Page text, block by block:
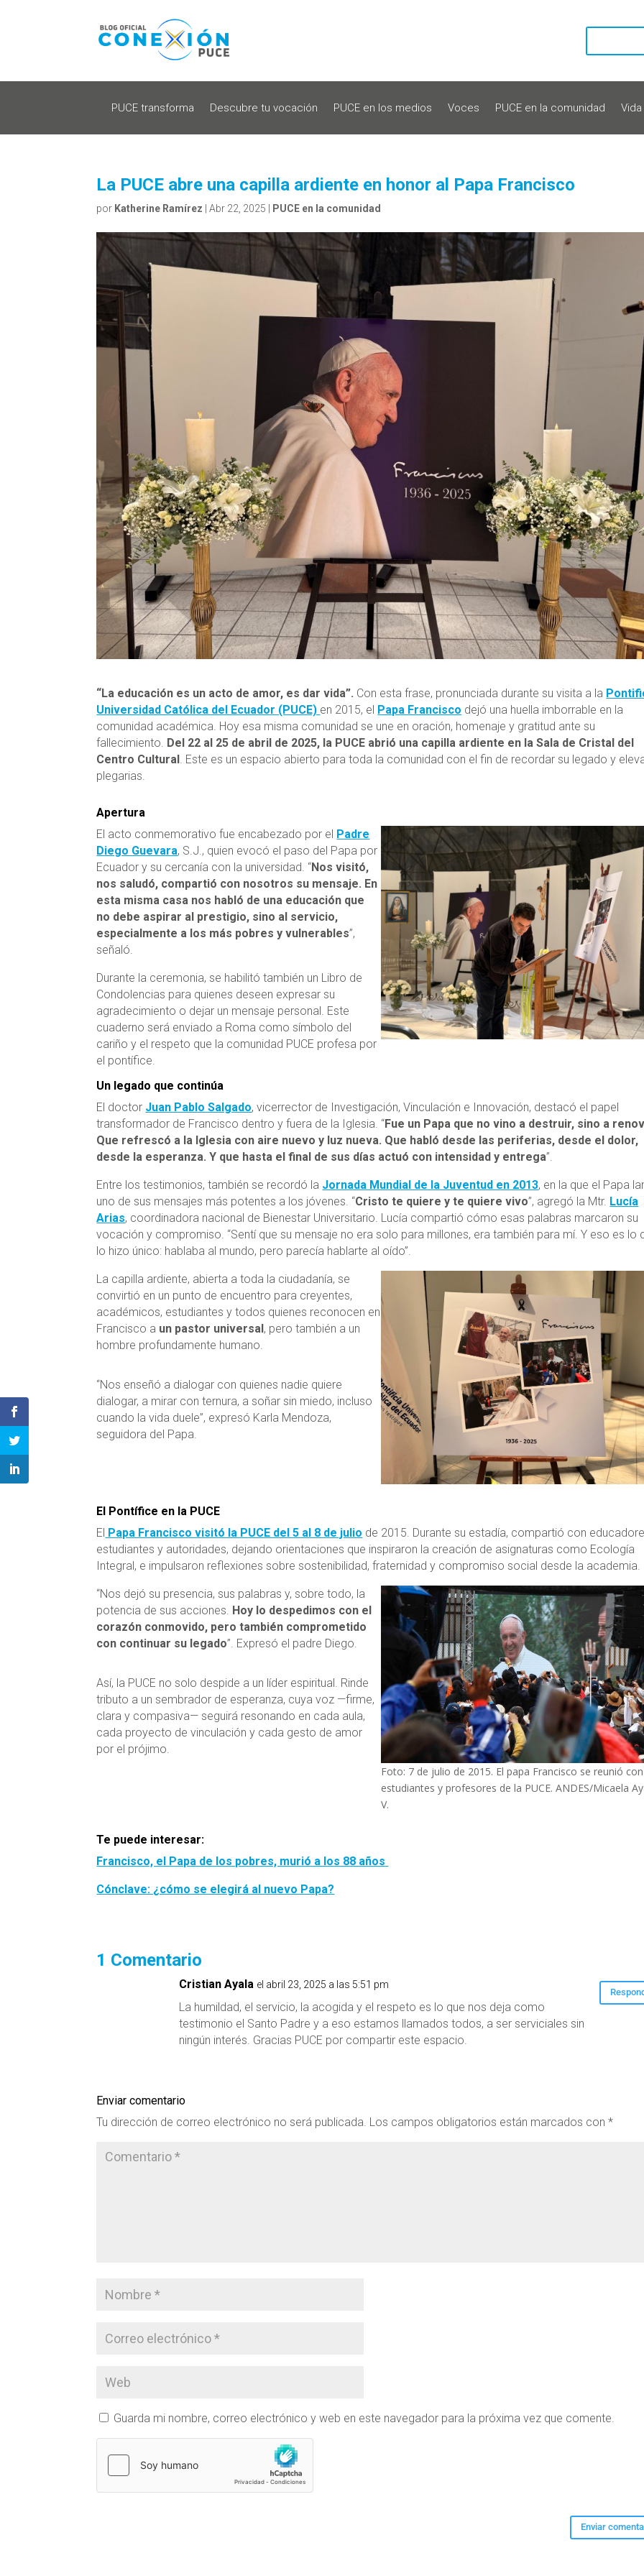
PUCE transforma Descubre tu vocación PUCE en los medios Voces PUCE en la comunidad
La PUCE abre una capilla ardiente en honor al Papa Francisco
por Katherine Ramírez |Abr 22, 2025 PUCE en la comunidad
“La educación es un acto de amor, es dar vida”. Con esta frase, pronunciada durante su visita a la
Universidad Católica del Ecuador (PUCE) en 2015, el Papa Francisco dejó una huella imborrable en la
comunidad académica. Hoy esa misma comunidad se une en oración, homenaje y gratitud ante su
fallecimiento. Del 22 al 25 de abril de 2025, la PUCE abrió una capilla ardiente en la Sala de Cristal del
Centro Cultural. Este es un espacio abierto para toda la comunidad con el fin de recordar su legado y
plegarias.
Apertura
El acto conmemorativo fue encabezado por el Padre
Diego Guevara, S.J., quien evocó el paso del Papa por
Ecuador y su cercanía con la universidad. “Nos visitó,
nos saludó, compartió con nosotros su mensaje. En
esta misma casa nos habló de una educación que
no debe aspirar al prestigio, sino al servicio,
especialmente a los más pobres y vulnerables”,
señaló.
Durante la ceremonia, se habilitó también un Libro de
Condolencias para quienes deseen expresar su
agradecimiento o dejar un mensaje personal. Este
cuaderno será enviado a Roma como símbolo del
cariño y el respeto que la comunidad PUCE profesa por
el pontífice.
Un legado que continúa
El doctor Juan Pablo Salgado, vicerrector de Investigación, Vinculación e Innovación, destacó el papel
transformador de Francisco dentro y fuera de la Iglesia. “Fue un Papa que no vino a destruir, sino a
Que refrescó a la Iglesia con aire nuevo y luz nueva. Que habló desde las periferias, desde el dolor,
desde la esperanza. Y que hasta el final de sus días actuó con intensidad y entrega”.
Entre los testimonios, también se recordó la Jornada Mundial de la Juventud en 2013, en la que el Papa
uno de sus mensajes más potentes a los jóvenes. “Cristo te quiere y te quiere vivo”, agregó la Mtr. Lucía
Arias, coordinadora nacional de Bienestar Universitario. Lucía compartió cómo esas palabras marcaron su
vocación y compromiso. “Sentí que su mensaje no era solo para millones, era también para mí. Y eso es lo
lo hizo único: hablaba al mundo, pero parecía hablarte al oído”.
La capilla ardiente, abierta a toda la ciudadanía, se
convirtió en un punto de encuentro para creyentes,
académicos, estudiantes y todos quienes reconocen en
Francisco a un pastor universal, pero también a un
hombre profundamente humano.
“Nos enseñó a dialogar con quienes nadie quiere
dialogar, a mirar con ternura, a soñar sin miedo, incluso
cuando la vida duele”, expresó Karla Mendoza,
seguidora del Papa.
El Pontífice en la PUCE
El Papa Francisco visitó la PUCE del 5 al 8 de julio de 2015. Durante su estadía, compartió con
estudiantes y autoridades, dejando orientaciones que inspiraron la creación de asignaturas como Ecología
Integral, e impulsaron reflexiones sobre sostenibilidad, fraternidad y compromiso social desde la academia.
“Nos dejó su presencia, sus palabras y, sobre todo, la
potencia de sus acciones. Hoy lo despedimos con el
corazón conmovido, pero también comprometido
con continuar su legado”. Expresó el padre Diego.
Así, la PUCE no solo despide a un líder espiritual. Rinde
tributo a un sembrador de esperanza, cuya voz —firme,
clara y compasiva— seguirá resonando en cada aula,
cada proyecto de vinculación y cada gesto de amor
por el prójimo.
Foto: 7 de julio de 2015. El papa Francisco se reunió con
estudiantes y profesores de la PUCE. ANDES/Micaela
V.
Te puede interesar:
Francisco, el Papa de los pobres, murió a los 88 años
Cónclave: ¿cómo se elegirá al nuevo Papa?
1 Comentario
Cristian Ayala el abril 23, 2025 a las 5:51 pm
La humildad, el servicio, la acogida y el respeto es lo que nos deja como
testimonio el Santo Padre y a eso estamos llamados todos, a ser serviciales sin
ningún interés. Gracias PUCE por compartir este espacio.
Enviar comentario
Tu dirección de correo electrónico no será publicada. Los campos obligatorios están marcados con*
Guarda mi nombre, correo electrónico y web en este navegador para la próxima vez que comente.